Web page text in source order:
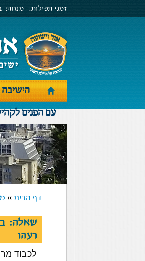
זמני תפילות: מנחה:
הישיבה
עם הפנים
דף הבית »
שאלה:
רעהו
לכבוד